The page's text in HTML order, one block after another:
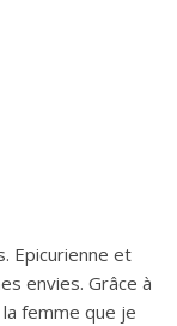
Epicurienne et
envies. Grâce à
femme que je